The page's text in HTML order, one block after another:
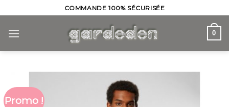
to
content
COMMANDE 100% SÉCURISÉE
0
Promo !